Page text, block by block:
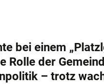
bei einem
Rolle der
– trotz